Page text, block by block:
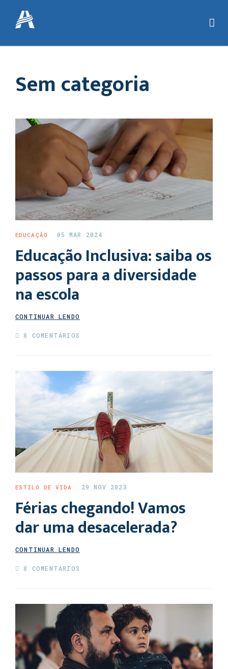
Sem categoria
EDUCAÇÃO 05 MAR 2024
Educação Inclusiva: saiba os
passos para a diversidade
na escola
CONTINUAR LENDO
8 COMENTÁRIOS
ESTILO DE VIDA 29 NOV 2023
Férias chegando! Vamos
dar uma desacelerada?
CONTINUAR LENDO
8 COMENTÁRIOS